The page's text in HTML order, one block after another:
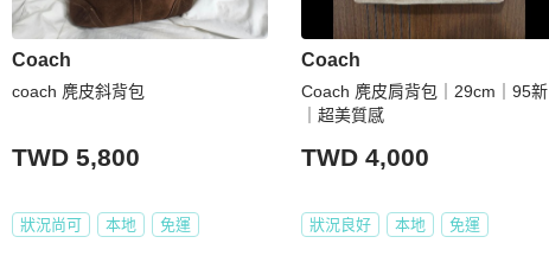
Coach
coach 麂皮斜背包
TWD 5,800
狀況尚可 本地 免運
Coach
Coach 麂皮肩背包｜29cm｜95新
｜超美質感
TWD 4,000
狀況良好 本地 免運